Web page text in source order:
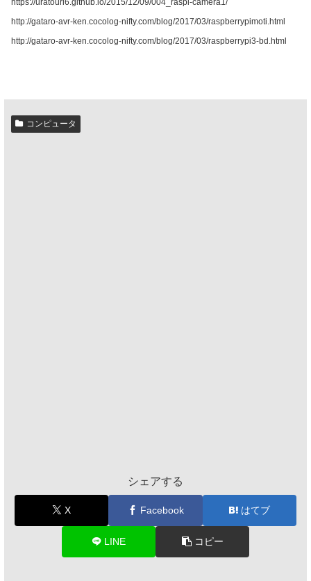
https://uratouri6.github.io/2015/12/09/004_raspi-camera1/
http://gataro-avr-ken.cocolog-nifty.com/blog/2017/03/raspberrypimoti.html
http://gataro-avr-ken.cocolog-nifty.com/blog/2017/03/raspberrypi3-bd.html
コンピュータ
シェアする
X Facebook はてブ
LINE コピー